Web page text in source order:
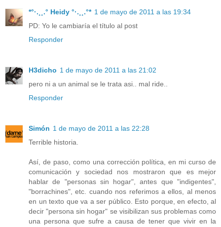
*°·.¸¸.° Heidy °·.¸¸.°* 1 de mayo de 2011 a las 19:34
PD: Yo le cambiaría el título al post
Responder
H3dicho 1 de mayo de 2011 a las 21:02
pero ni a un animal se le trata asi.. mal ride..
Responder
Simón 1 de mayo de 2011 a las 22:28
Terrible historia.
Así, de paso, como una corrección política, en mi curso de
comunicación y sociedad nos mostraron que es mejor
hablar de "personas sin hogar", antes que "indigentes",
"borrachines", etc. cuando nos referimos a ellos, al menos
en un texto que va a ser público. Esto porque, en efecto, al
decir "persona sin hogar" se visibilizan sus problemas como
una persona que sufre a causa de tener que vivir en la